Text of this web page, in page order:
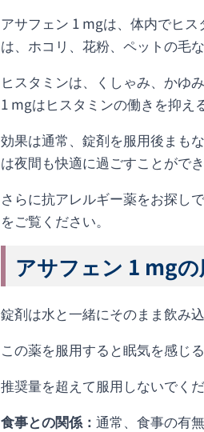
アサフェン 1 mgは、体内でヒ
は、ホコリ、花粉、ペットの毛
ヒスタミンは、くしゃみ、かゆ
1 mgはヒスタミンの働きを抑え
効果は通常、錠剤を服用後まも
は夜間も快適に過ごすことができ
さらに抗アレルギー薬をお探し
をご覧ください。
アサフェン 1 mg
錠剤は水と一緒にそのまま飲み
この薬を服用すると眠気を感じ
推奨量を超えて服用しないでくだ
食事との関係： 通常、食事の有